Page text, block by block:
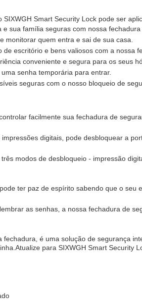
Smart Security Lock pode ser
e sua família seguras com nossa
monitorar quem entra e sai de sua casa.
de escritório e bens valiosos com a nossa
conveniente e segura para os seus
senha temporária para entrar.
seguras com o nosso bloqueio de
facilmente sua fechadura de
digitais, pode desbloquear a
modos de desbloqueio - impressão
ter paz de espírito sabendo que o seu
as senhas, a nossa fechadura de
é uma solução de segurança
para SIXWGH Smart Security